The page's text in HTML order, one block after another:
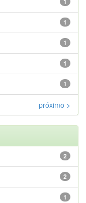
1
1
1
1
próximo >
2
2
1